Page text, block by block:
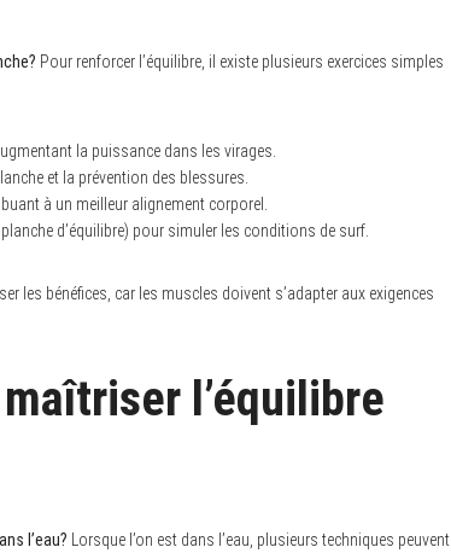
Pour renforcer l’équilibre, il existe plusieurs exercices simples
la puissance dans les virages.
et la prévention des blessures.
à un meilleur alignement corporel.
d’équilibre) pour simuler les conditions de surf.
les bénéfices, car les muscles doivent s’adapter aux exigences
l’équilibre
l’eau? Lorsque l’on est dans l’eau, plusieurs techniques peuvent